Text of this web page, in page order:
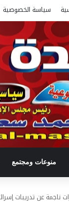
سياسة الخصوصية
منوعات ومجتمع
ناجمة عن تدريبات